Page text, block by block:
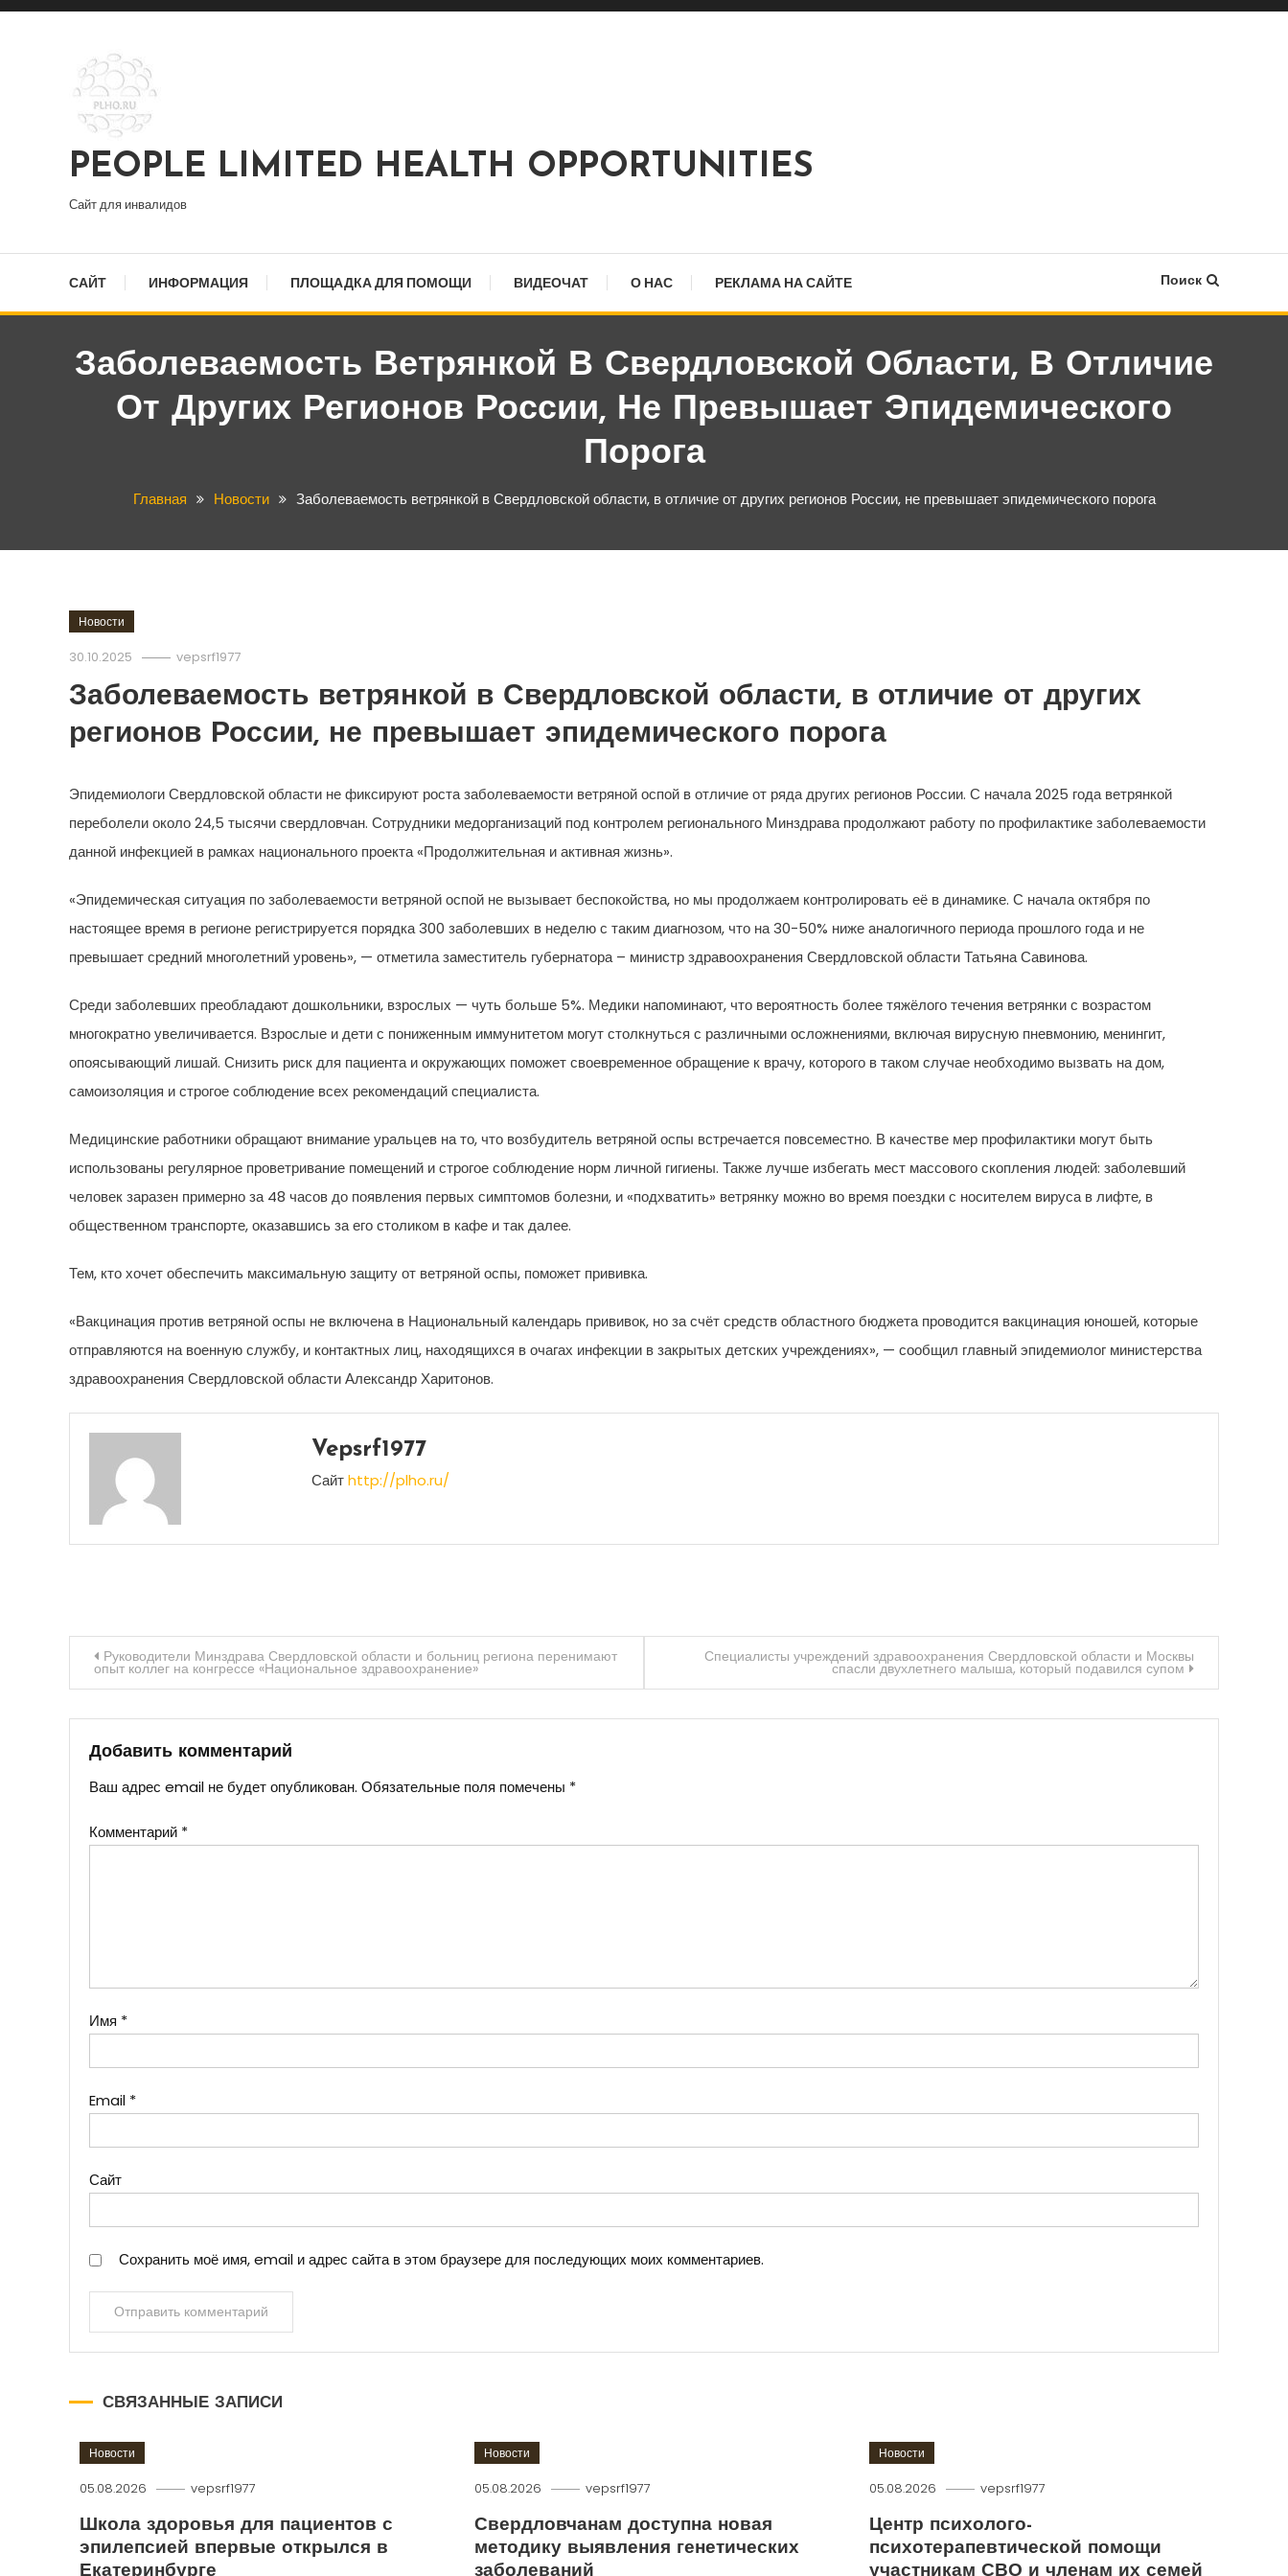
Перейти
содержимому
PEOPLE LIMITED HEALTH OPPORTUNITIES
Сайт для инвалидов
САЙТ ИНФОРМАЦИЯ ПЛОЩАДКА ДЛЯ ПОМОЩИ ВИДЕОЧАТ О НАС РЕКЛАМА НА САЙТЕ Поиск
Заболеваемость Ветрянкой В Свердловской Области, В Отличие
От Других Регионов России, Не Превышает Эпидемического
Порога
Главная Новости Заболеваемость ветрянкой в Свердловской области, в отличие от других регионов России, не превышает эпидемического порога
Новости
30.10.2025 vepsrf1977
Заболеваемость ветрянкой в Свердловской области, в отличие от других
регионов России, не превышает эпидемического порога
Эпидемиологи Свердловской области не фиксируют роста заболеваемости ветряной оспой в отличие от ряда других регионов России. С начала 2025 года ветрянкой
переболели около 24,5 тысячи свердловчан. Сотрудники медорганизаций под контролем регионального Минздрава продолжают работу по профилактике заболеваемости
данной инфекцией в рамках национального проекта «Продолжительная и активная жизнь».
«Эпидемическая ситуация по заболеваемости ветряной оспой не вызывает беспокойства, но мы продолжаем контролировать её в динамике. С начала октября по
настоящее время в регионе регистрируется порядка 300 заболевших в неделю с таким диагнозом, что на 30-50% ниже аналогичного периода прошлого года и не
превышает средний многолетний уровень», — отметила заместитель губернатора – министр здравоохранения Свердловской области Татьяна Савинова.
Среди заболевших преобладают дошкольники, взрослых — чуть больше 5%. Медики напоминают, что вероятность более тяжёлого течения ветрянки с возрастом
многократно увеличивается. Взрослые и дети с пониженным иммунитетом могут столкнуться с различными осложнениями, включая вирусную пневмонию, менингит,
опоясывающий лишай. Снизить риск для пациента и окружающих поможет своевременное обращение к врачу, которого в таком случае необходимо вызвать на дом,
самоизоляция и строгое соблюдение всех рекомендаций специалиста.
Медицинские работники обращают внимание уральцев на то, что возбудитель ветряной оспы встречается повсеместно. В качестве мер профилактики могут быть
использованы регулярное проветривание помещений и строгое соблюдение норм личной гигиены. Также лучше избегать мест массового скопления людей: заболевший
человек заразен примерно за 48 часов до появления первых симптомов болезни, и «подхватить» ветрянку можно во время поездки с носителем вируса в лифте, в
общественном транспорте, оказавшись за его столиком в кафе и так далее.
Тем, кто хочет обеспечить максимальную защиту от ветряной оспы, поможет прививка.
«Вакцинация против ветряной оспы не включена в Национальный календарь прививок, но за счёт средств областного бюджета проводится вакцинация юношей, которые
отправляются на военную службу, и контактных лиц, находящихся в очагах инфекции в закрытых детских учреждениях», — сообщил главный эпидемиолог министерства
здравоохранения Свердловской области Александр Харитонов.
Vepsrf1977
Сайт http://plho.ru/
Навигация
по
записям
Руководители Минздрава Свердловской области и больниц региона перенимают
опыт коллег на конгрессе «Национальное здравоохранение»
Специалисты учреждений здравоохранения Свердловской области и Москвы
спасли двухлетнего малыша, который подавился супом
Добавить комментарий
Ваш адрес email не будет опубликован. Обязательные поля помечены *
Комментарий *
Имя *
Email *
Сайт
Сохранить моё имя, email и адрес сайта в этом браузере для последующих моих комментариев.
СВЯЗАННЫЕ ЗАПИСИ
Новости
05.08.2026 vepsrf1977
Школа здоровья для пациентов с
эпилепсией впервые открылся в
Екатеринбурге
Новости
05.08.2026 vepsrf1977
Свердловчанам доступна новая
методику выявления генетических
заболеваний
Новости
05.08.2026 vepsrf1977
Центр психолого-
психотерапевтической помощи
участникам СВО и членам их семей